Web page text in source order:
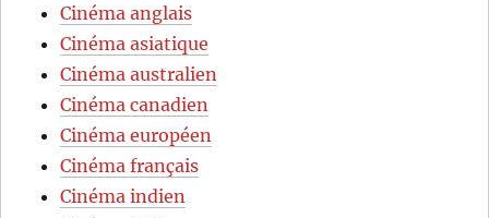
Cinéma anglais
Cinéma asiatique
Cinéma australien
Cinéma canadien
Cinéma européen
Cinéma français
Cinéma indien